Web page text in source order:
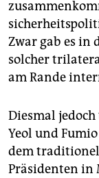
epaper login
Zwar gab es in
solcher
am Rande
Diesmal jedoch
Yeol und
dem
Präsidenten in